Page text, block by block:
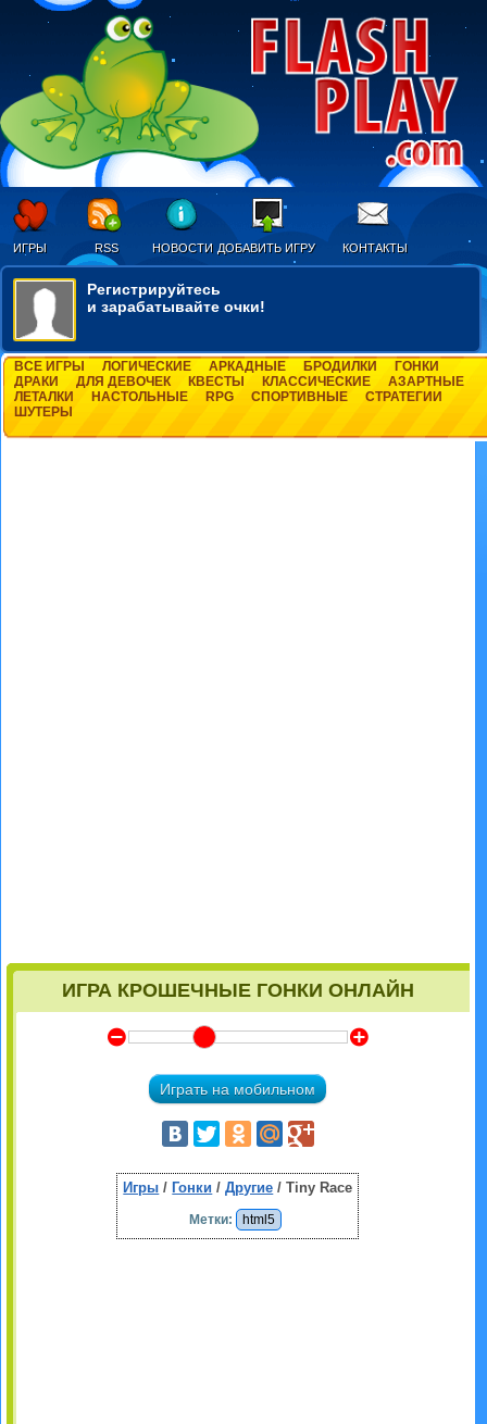
ИГРЫ RSS НОВОСТИ ДОБАВИТЬ ИГРУ КОНТАКТЫ
Регистрируйтесь
и зарабатывайте очки!
ВСЕ ИГРЫ ЛОГИЧЕСКИЕ АРКАДНЫЕ БРОДИЛКИ
ГОНКИ
ДРАКИ
ДЛЯ ДЕВОЧЕК КВЕСТЫ КЛАССИЧЕСКИЕ
АЗАРТНЫЕ
ЛЕТАЛКИ
НАСТОЛЬНЫЕ RPG СПОРТИВНЫЕ
СТРАТЕГИИ
ШУТЕРЫ
ИГРА КРОШЕЧНЫЕ ГОНКИ ОНЛАЙН
Y Z
Играть на мобильном
Игры / Гонки /Другие / Tiny Race
Метки: html5